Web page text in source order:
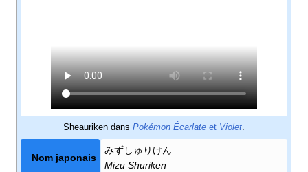
Sheauriken dans Pokémon Écarlate et Violet.
Nom japonais
みずしゅりけん
Mizu Shuriken